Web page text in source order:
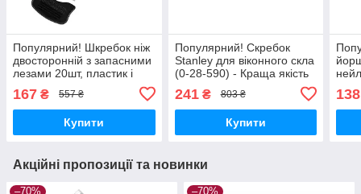
Популярний! Шкребок ніж
двосторонній з запасними
лезами 20шт, пластик і
сталь - Краща якість тільки
на Nukleon.com.ua
167 ₴ 557 ₴
Купити
Популярний! Скребок
Stanley для віконного скла
(0-28-590) - Краща якість
тільки на Nukleon.com.ua
241₴ 803 ₴
Купити
138
Акційні пропозиції та новинки
–70% –70%